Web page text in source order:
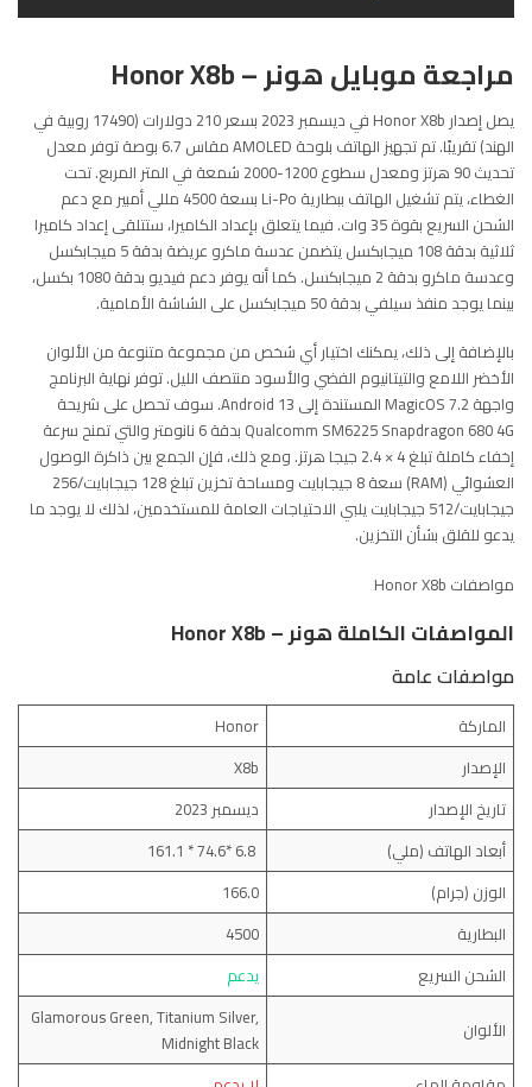
مراجعة موبايل هونر – Honor X8b
يصل إصدار Honor X8b في ديسمبر 2023 بسعر 210 دولارات (17490 روبية في
الهند) تقريبًا. تم تجهيز الهاتف بلوحة AMOLED مقاس 6.7 بوصة توفر معدل
تحديث 90 هرتز ومعدل سطوع 1200-2000 شمعة في المتر المربع. تحت
الغطاء، يتم تشغيل الهاتف ببطارية Li-Po بسعة 4500 مللي أمبير مع دعم
الشحن السريع بقوة 35 وات. فيما يتعلق بإعداد الكاميرا، ستتلقى إعداد كاميرا
ثلاثية بدقة 108 ميجابكسل يتضمن عدسة ماكرو عريضة بدقة 5 ميجابكسل
وعدسة ماكرو بدقة 2 ميجابكسل. كما أنه يوفر دعم فيديو بدقة 1080 بكسل،
بينما يوجد منفذ سيلفي بدقة 50 ميجابكسل على الشاشة الأمامية.
بالإضافة إلى ذلك، يمكنك اختيار أي شخص من مجموعة متنوعة من الألوان
الأخضر اللامع والتيتانيوم الفضي والأسود منتصف الليل. توفر نهاية البرنامج
واجهة MagicOS 7.2 المستندة إلى Android 13. سوف تحصل على شريحة
Qualcomm SM6225 Snapdragon 680 4G بدقة 6 نانومتر والتي تمنح سرعة
إخفاء كاملة تبلغ 4 × 2.4 جيجا هرتز. ومع ذلك، فإن الجمع بين ذاكرة الوصول
العشوائي (RAM) سعة 8 جيجابايت ومساحة تخزين تبلغ 128 جيجابايت/256
جيجابايت/512 جيجابايت يلبي الاحتياجات العامة للمستخدمين، لذلك لا يوجد ما
يدعو للقلق بشأن التخزين.
مواصفات Honor X8b
المواصفات الكاملة هونر – Honor X8b
مواصفات عامة
الماركة
Honor
الإصدار
X8b
تاريخ الإصدار
ديسمبر 2023
أبعاد الهاتف (ملي)
6.8 *74.6 * 161.1
الوزن (جرام)
166.0
البطارية
4500
الشحن السريع
يدعم
الألوان
Glamorous Green, Titanium Silver,
Midnight Black